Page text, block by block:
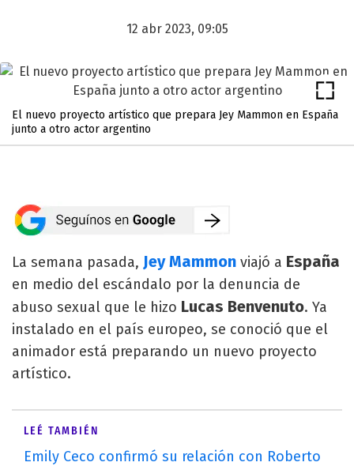
12 abr 2023, 09:05
El nuevo proyecto artístico que prepara Jey Mammon en España
junto a otro actor argentino
La semana pasada, Jey Mammon viajó a España
en medio del escándalo por la denuncia de
abuso sexual que le hizo Lucas Benvenuto. Ya
instalado en el país europeo, se conoció que el
animador está preparando un nuevo proyecto
artístico.
LEÉ TAMBIÉN
Emily Ceco confirmó su relación con Roberto